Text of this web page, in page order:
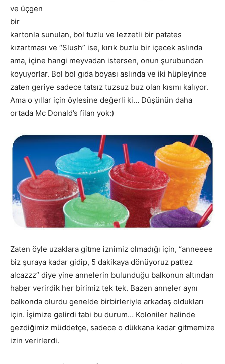
ve üçgen
bir
kartonla sunulan, bol tuzlu ve lezzetli bir patates
kızartması ve “Slush” ise, kırık buzlu bir içecek aslında
ama, içine hangi meyvadan istersen, onun şurubundan
koyuyorlar. Bol bol gıda boyası aslında ve iki hüpleyince
zaten geriye sadece tatsız tuzsuz buz olan kısmı kalıyor.
Ama o yıllar için öylesine değerli ki… Düşünün daha
ortada Mc Donald’s filan yok:)
Zaten öyle uzaklara gitme iznimiz olmadığı için, “anneeee
biz şuraya kadar gidip, 5 dakikaya dönüyoruz pattez
alcazzz” diye yine annelerin bulunduğu balkonun altından
haber verirdik her birimiz tek tek. Bazen anneler aynı
balkonda olurdu genelde birbirleriyle arkadaş oldukları
için. İşimize gelirdi tabi bu durum… Koloniler halinde
gezdiğimiz müddetçe, sadece o dükkana kadar gitmemize
izin verirlerdi.